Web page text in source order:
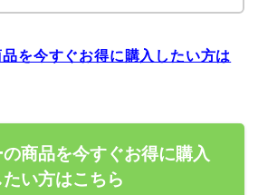
を今すぐお得に購入したい方は
商品を今すぐお得に購入
たい方はこちら